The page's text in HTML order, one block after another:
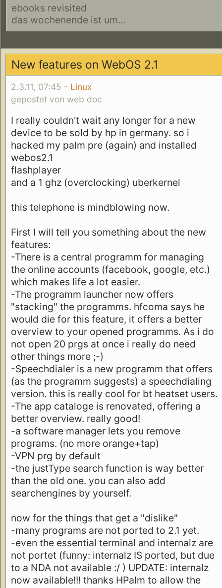
ebooks revisited
das wochenende ist um...
New features on WebOS 2.1
2.3.11, 07:45 - Linux
gepostet von web doc
I really couldn't wait any longer for a new
device to be sold by hp in germany. so i
hacked my palm pre (again) and installed
webos2.1
flashplayer
and a 1 ghz (overclocking) uberkernel
this telephone is mindblowing now.
First I will tell you something about the new
features:
-There is a central programm for managing
the online accounts (facebook, google, etc.)
which makes life a lot easier.
-The programm launcher now offers
"stacking" the programms. hfcoma says he
would die for this feature, it offers a better
overview to your opened programms. As i do
not open 20 prgs at once i really do need
other things more ;-)
-Speechdialer is a new programm that offers
(as the programm suggests) a speechdialing
version. this is really cool for bt heatset users.
-The app cataloge is renovated, offering a
better overview. really good!
-a software manager lets you remove
programs. (no more orange+tap)
-VPN prg by default
-the justType search function is way better
than the old one. you can also add
searchengines by yourself.
now for the things that get a "dislike"
-many programs are not ported to 2.1 yet.
-even the essential terminal and internalz are
not portet (funny: internalz IS ported, but due
to a NDA not available :/ ) UPDATE: internalz
now available!!! thanks HPalm to allow the